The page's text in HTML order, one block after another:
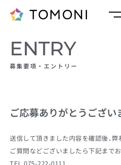
ENTRY
募集要項・エントリー
ご応募ありがとうござい
送信して頂きました内容を確認後、弊
ご質問などございましたら下記まで